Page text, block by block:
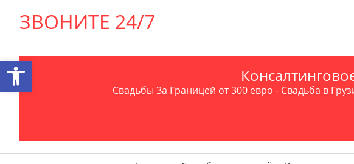
ЗВОНИТЕ 24/7
Свадьбы За Границей от 300 евро - Свадьба в
Открыть панель инструментов